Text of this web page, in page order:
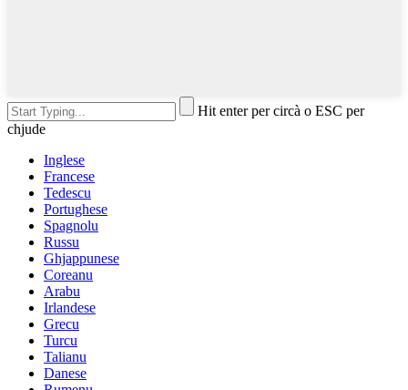
Hit enter per circà o ESC per
chjude
Inglese
Francese
Tedescu
Portughese
Spagnolu
Russu
Ghjappunese
Coreanu
Arabu
Irlandese
Grecu
Turcu
Talianu
Danese